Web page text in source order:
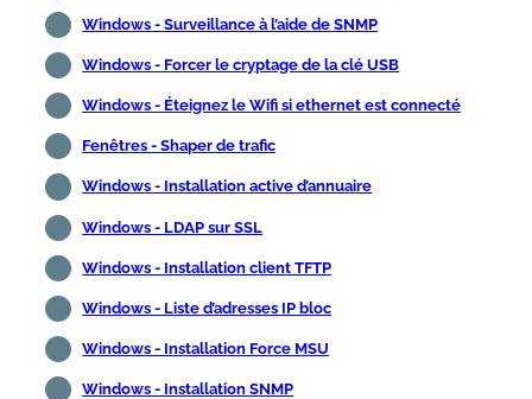
Windows - Surveillance à l’aide de SNMP
Windows - Forcer le cryptage de la clé USB
Windows - Éteignez le Wifi si ethernet est connecté
Fenêtres - Shaper de trafic
Windows - Installation active d’annuaire
Windows - LDAP sur SSL
Windows - Installation client TFTP
Windows - Liste d’adresses IP bloc
Windows - Installation Force MSU
Windows - Installation SNMP